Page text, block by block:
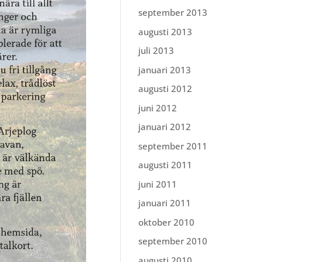
september 2013
augusti 2013
juli 2013
januari 2013
augusti 2012
juni 2012
januari 2012
september 2011
augusti 2011
juni 2011
januari 2011
oktober 2010
september 2010